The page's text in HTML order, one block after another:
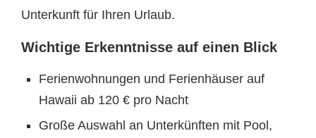
Unterkunft für Ihren Urlaub.
Wichtige Erkenntnisse auf einen Blick
Ferienwohnungen und Ferienhäuser auf
Hawaii ab 120 € pro Nacht
Große Auswahl an Unterkünften mit Pool,